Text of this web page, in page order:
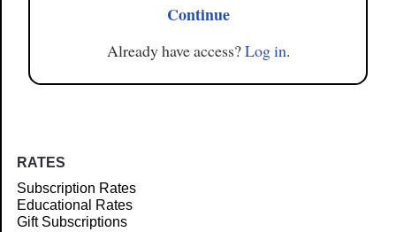
Continue
Already have access?Log in.
RATES
Subscription Rates
Educational Rates
Gift Subscriptions